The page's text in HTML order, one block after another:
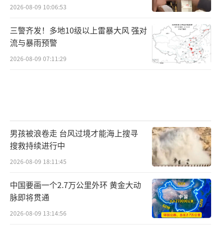
2026-08-09 10:06:53
三警齐发！多地10级以上雷暴大风 强对
流与暴雨预警
2026-08-09 07:11:29
男孩被浪卷走 台风过境才能海上搜寻
搜救持续进行中
2026-08-09 18:11:45
中国要画一个2.7万公里外环 黄金大动
脉即将贯通
2026-08-09 13:14:56